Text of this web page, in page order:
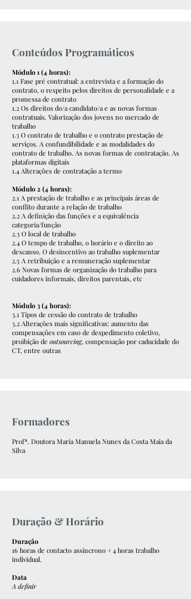
Conteúdos Programáticos
Módulo 1 (4 horas):
1.1 Fase pré contratual: a entrevista e a formação do
contrato, o respeito pelos direitos de personalidade e a
promessa de contrato
1.2 Os direitos do/a candidato/a e as novas formas
contratuais. Valorização dos jovens no mercado de
trabalho
1.3 O contrato de trabalho e o contrato prestação de
serviços. A confundibilidade e as modalidades do
contrato de trabalho. As novas formas de contratação. As
plataformas digitais
1.4 Alterações de contratação a termo
Módulo 2 (4 horas):
2.1 A prestação de trabalho e as principais áreas de
conflito durante a relação de trabalho
2.2 A definição das funções e a equivalência
categoria/função
2.3 O local de trabalho
2.4 O tempo de trabalho, o horário e o direito ao
descanso. O desincentivo ao trabalho suplementar
2.5 A retribuição e a remuneração suplementar
2.6 Novas formas de organização do trabalho para
cuidadores informais, direitos parentais, etc
Módulo 3 (4 horas):
3.1 Tipos de cessão do contrato de trabalho
3.2 Alterações mais significativas: aumento das
compensações em caso de despedimento coletivo,
proibição de outsourcing, compensação por caducidade do
CT, entre outras
Formadores
Profª. Doutora Maria Manuela Nunes da Costa Maia da
Silva
Duração & Horário
Duração
16 horas de contacto assíncrono + 4 horas trabalho
individual.
Data
A definir